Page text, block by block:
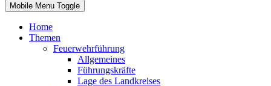
Mobile Menu Toggle
Home
Themen
Feuerwehrführung
Allgemeines
Führungskräfte
Lage des Landkreises